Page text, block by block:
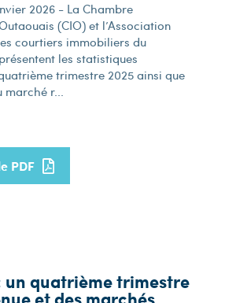
2026 - La Chambre
(CIO) et l’Association
courtiers immobiliers du
les statistiques
trimestre 2025 ainsi que
marché r...
PDF
un quatrième trimestre